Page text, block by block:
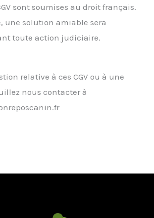
sont soumises au droit français.
une solution amiable sera
toute action judiciaire.
relative à ces CGV ou à une
nous contacter à